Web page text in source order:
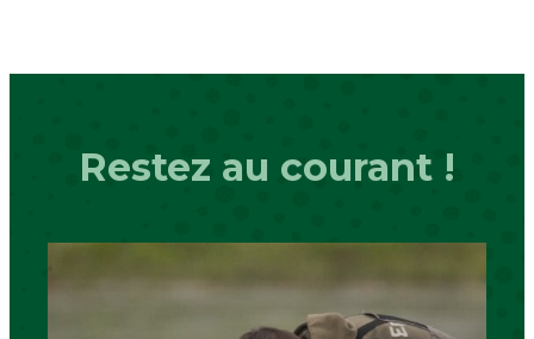
Restez au courant !